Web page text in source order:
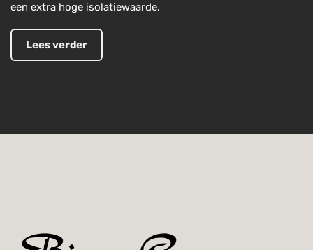
een extra hoge isolatiewaarde.
Lees verder